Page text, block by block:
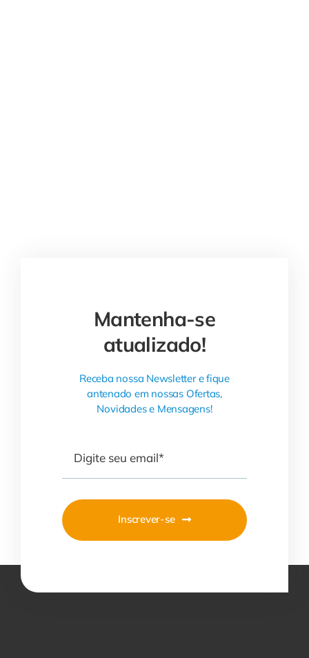
Mantenha-se
atualizado!
Receba nossa Newsletter e fique
antenado em nossas Ofertas,
Novidades e Mensagens!
Inscrever-se